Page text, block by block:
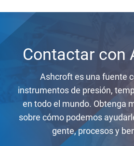
Contactar con
Ashcroft es una fuente
instrumentos de presión,
en todo el mundo. Obtenga
sobre cómo podemos
gente, procesos y